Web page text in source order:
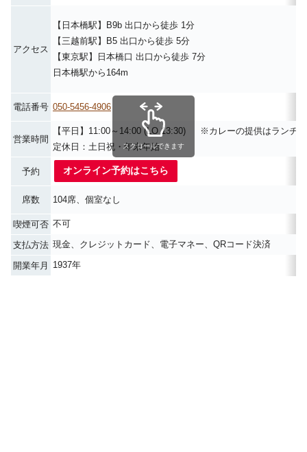
アクセス
【日本橋駅】B9b 出口から徒歩 1分
【三越前駅】B5 出口から徒歩 5分
【東京駅】日本橋口 出口から徒歩 7分
日本橋駅から164m
電話番号 050-5456-4906
営業時間
【平日】11:00～14:00 (LO 13:30) ※カレーの提供はランチ
定休日：土日祝・年末年始
予約 オンライン予約はこちら
席数 104席、個室なし
喫煙可否 不可
支払方法 現金、クレジットカード、電子マネー、QRコード決済
開業年月 1937年
スクロールできます